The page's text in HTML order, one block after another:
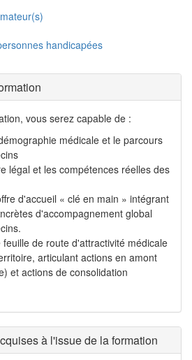
handicapées
vous serez capable de :
médicale et le parcours
légal et les compétences réelles des
d'accueil « clé en main » intégrant
d'accompagnement global
feuille de route d'attractivité médicale
articulant actions en amont
et actions de consolidation
à l'issue de la formation